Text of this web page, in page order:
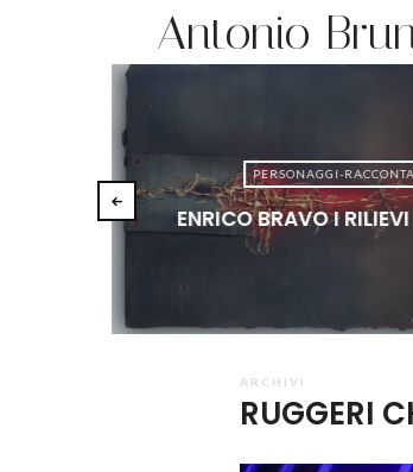
Antonio
PERSONAGGI-
ENRICO BRAVO I RILIEVI
ARCHIVI
RUGGERI